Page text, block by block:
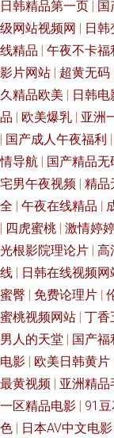
看 91国产精品在线视
卡视频 久久五区视
观看 成人欧美日韩 色
方成人影库AV 日美韩
观看 影音先锋草莓AV
日韩一AV 91已拍视
黄色A91 大香蕉老司
片国产 黄色极品网站
黄色欧美日韩 亚洲伊
色亚洲天堂 91在线免
日韩精品第一页 | 国
级网站视频网 | 日韩
线精品 | 午夜不卡福
影片网站 | 超黄无码
久精品欧美 | 日韩电
品 | 欧美爆乳 | 亚洲
| 国产成人午夜福利 |
情导航 | 国产精品无
宅男午夜视频 | 精品
全 | 午夜在线精品 |
| 四虎蜜桃 | 激情婷
光根影院理论片 | 高
线 | 日韩在线视频网
蜜臀 | 免费论理片 |
蜜桃视频网站 | 丁香
男人的天堂 | 国产福
电影 | 欧美日韩黄片
最黄视频 | 亚洲精品
一区精品电影 | 91
色 | 日本AV中文电影